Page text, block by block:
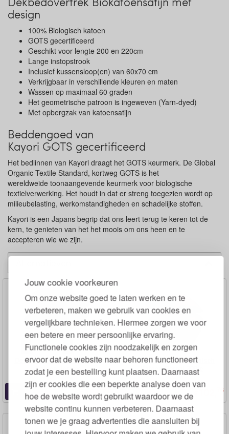
Jouw cookie voorkeuren
Om onze website goed te laten werken en te
verbeteren, maken we gebruik van cookies en
vergelijkbare technieken. Hiermee zorgen we voor
een betere en meer persoonlijke ervaring.
Functionele cookies zijn noodzakelijk en zorgen
ervoor dat de website naar behoren functioneert
zodat je een bestelling kunt plaatsen. Daarnaast
zijn er cookies die een beperkte analyse doen van
hoe de website wordt gebruikt waardoor we de
website continu kunnen verbeteren. Daarnaast
tonen we je graag advertenties die aansluiten bij
design
100% Biologisch katoen
GOTS gecertificeerd
Geschikt voor lengte 200 en 220cm
Lange instopstrook
Inclusief kussensloop(en) van 60x70 cm
Verkrijgbaar in verschillende kleuren en maten
Wassen op maximaal 60 graden
Het geometrische patroon is ingeweven (Yarn-dyed)
Met opbergzak van katoensatijn
Beddengoed van
Kayori GOTS gecertificeerd
Het bedlinnen van Kayori draagt het GOTS keurmerk. De Global
Organic Textile Standard, kortweg GOTS is het
wereldweide toonaangevende keurmerk voor biologische
textielverwerking. Het houdt in dat er streng toegezien wordt op
milieubelasting, werkomstandigheden en schadelijke stoffen.
Kayori is een Japans begrip dat ons leert terug te keren tot de
kern, te genieten van het het moois om ons heen en te
accepteren wie we zijn.
Dekbedovertrek Biologisch
Katoen Jersey
€104,95
Dekbedovertrek Biologisch
Katoen Percal 300tc
76